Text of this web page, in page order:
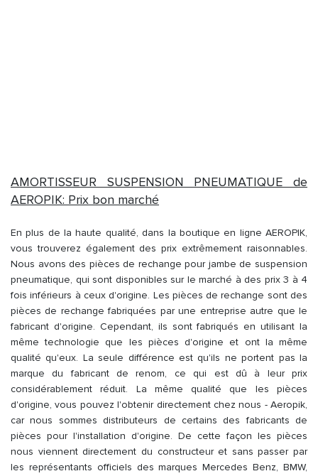
AMORTISSEUR SUSPENSION PNEUMATIQUE de
AEROPIK: Prix bon marché
En plus de la haute qualité, dans la boutique en ligne AEROPIK,
vous trouverez également des prix extrêmement raisonnables.
Nous avons des pièces de rechange pour jambe de suspension
pneumatique, qui sont disponibles sur le marché à des prix 3 à 4
fois inférieurs à ceux d'origine. Les pièces de rechange sont des
pièces de rechange fabriquées par une entreprise autre que le
fabricant d'origine. Cependant, ils sont fabriqués en utilisant la
même technologie que les pièces d'origine et ont la même
qualité qu'eux. La seule différence est qu'ils ne portent pas la
marque du fabricant de renom, ce qui est dû à leur prix
considérablement réduit. La même qualité que les pièces
d'origine, vous pouvez l'obtenir directement chez nous - Aeropik,
car nous sommes distributeurs de certains des fabricants de
pièces pour l'installation d'origine. De cette façon les pièces
nous viennent directement du constructeur et sans passer par
les représentants officiels des marques Mercedes Benz, BMW,